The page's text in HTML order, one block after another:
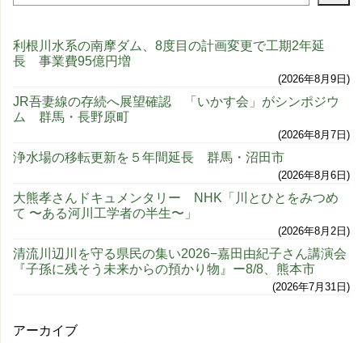
利根川水系の南摩ダム、8度目の計画変更で工期2年延
長 事業費95億円増
2026年8月9日
JR吾妻線の存続へ展望確認 「いかす会」がシンポジウ
ム 群馬・長野原町
2026年8月7日
浄水場の移転更新を５年間延長 群馬・沼田市
2026年8月6日
大熊孝さんドキュメンタリー NHK「川とひとをみつめ
て 〜ある河川工学者の半生〜」
2026年8月2日
清流川辺川を守る県民の集い2026−嘉田由紀子さん講演会
『子孫に残そう未来からの預かり物』ー8/8、熊本市
2026年7月31日
アーカイブ